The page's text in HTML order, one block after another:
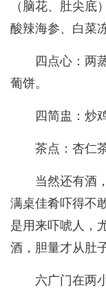
（脑花、肚尖底
酸辣海参、白菜
四点心：两
葡饼。
四简盅：炒
茶点：杏仁
当然还有酒
满桌佳肴吓得不
是用来吓唬人，
酒，胆量才从肚
六广门在两